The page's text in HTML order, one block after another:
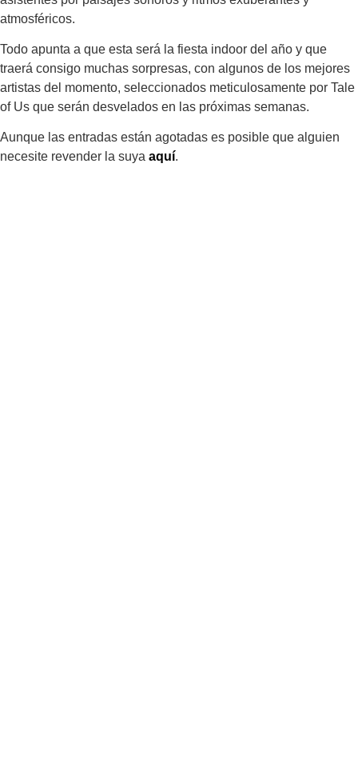
atmosféricos.
Todo apunta a que esta será la fiesta indoor del año y que
traerá consigo muchas sorpresas, con algunos de los mejores
artistas del momento, seleccionados meticulosamente por Tale
of Us que serán desvelados en las próximas semanas.
Aunque las entradas están agotadas es posible que alguien
necesite revender la suya aquí.